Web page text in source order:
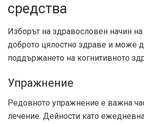
средства
Изборът на здравословен начин
доброто цялостно здраве и може
поддържането на когнитивното
Упражнение
Редовното упражнение е важна
лечение. Дейности като